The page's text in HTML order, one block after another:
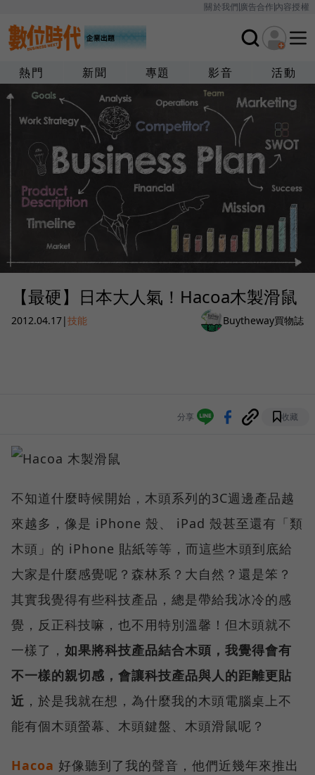
關於我們廣告合作內容授權
熱門 新聞 專題 影音 活動
【最硬】日本大人氣！Hacoa木製滑鼠
2012.04.17|技能 Buytheway買物誌
分享 收藏
不知道什麼時候開始，木頭系列的3C週邊產品越
來越多，像是 iPhone 殼、 iPad 殼甚至還有「類
木頭」的 iPhone 貼紙等等，而這些木頭到底給
大家是什麼感覺呢？森林系？大自然？還是笨？
其實我覺得有些科技產品，總是帶給我冰冷的感
覺，反正科技嘛，也不用特別溫馨！但木頭就不
一樣了， 如果將科技產品結合木頭，我覺得會有
不一樣的親切感，會讓科技產品與人的距離更貼
近 ，於是我就在想，為什麼我的木頭電腦桌上不
能有個木頭螢幕、木頭鍵盤、木頭滑鼠呢？
Hacoa 好像聽到了我的聲音，他們近幾年來推出